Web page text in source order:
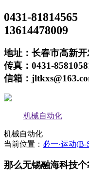
0431-81814565
13614478009
地址：长春市高新
传真：0431-
信箱：
机械自动化
机械自动化
当前位置： 必一·运动(B-
那么无锡融海科技